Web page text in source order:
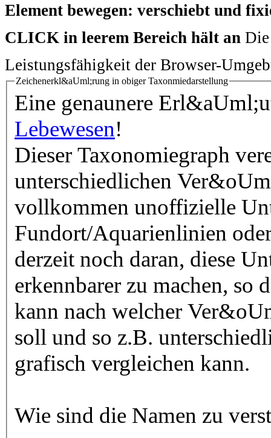
Element bewegen: verschiebt und
CLICK in leerem Bereich hält an
Leistungsfähigkeit der Browser-
Zeichenerkl&aUml;rung in obiger Taxonmiedarstellung
Eine genaunere
Lebewesen!
Dieser Taxonomiegraph
unterschiedlichen
vollkommen unoffizielle
Fundort/Aquarienlinien
derzeit noch daran, diese
erkennbarer zu machen,
kann nach welcher
soll und so z.B.
grafisch vergleichen kann.
Wie sind die Namen zu